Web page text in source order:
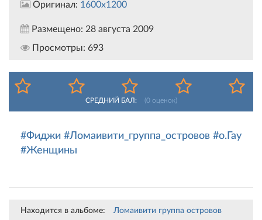
Оригинал: 1600x1200
Размещено: 28 августа 2009
Просмотры: 693
СРЕДНИЙ БАЛ: (0оценок)
#Фиджи #Ломаивити_группа_островов #о.Гау
#Женщины
Находится в альбоме: Ломаивити группа островов